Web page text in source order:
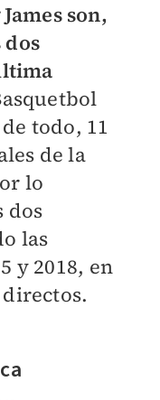
James son,
todo, 11
de la
lo
dos
las
y 2018, en